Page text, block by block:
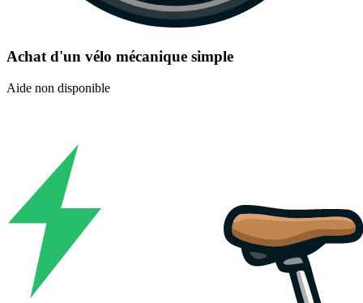
Achat d'un vélo mécanique simple
Aide non disponible